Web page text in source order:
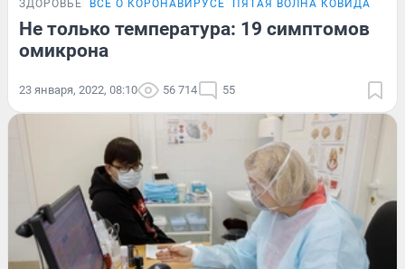
ЗДОРОВЬЕ ВСЁ О КОРОНАВИРУСЕ ПЯТАЯ ВОЛНА КОВИДА
Не только температура: 19 симптомов
омикрона
23 января, 2022, 08:10 56 714 55